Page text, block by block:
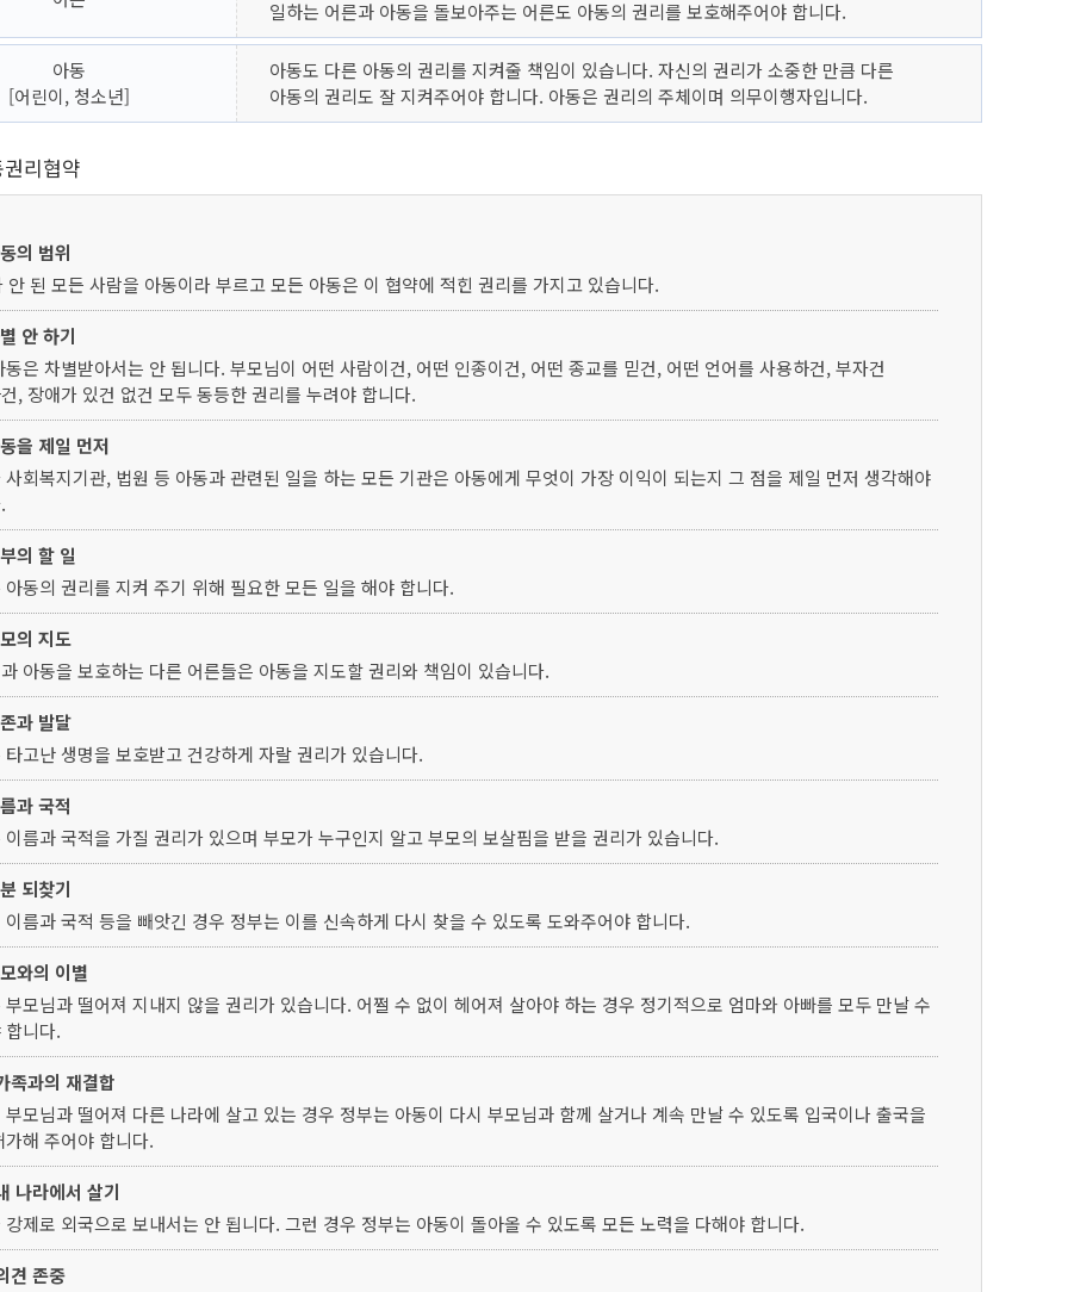
일하는 어른과 아동을 돌보아주는 어른도 아동의 권리를 보호해주어야 합니다.
아동
[어린이, 청소년]
아동도 다른 아동의 권리를 지켜줄 책임이 있습니다. 자신의 권리가 소중한 만큼 다른
아동의 권리도 잘 지켜주어야 합니다. 아동은 권리의 주체이며 의무이행자입니다.
리협약
의 범위
안 된 모든 사람을 아동이라 부르고 모든 아동은 이 협약에 적힌 권리를 가지고 있습니다.
안 하기
동은 차별받아서는 안 됩니다. 부모님이 어떤 사람이건, 어떤 인종이건, 어떤 종교를 믿건, 어떤 언어를 사용하건, 부자건
, 장애가 있건 없건 모두 동등한 권리를 누려야 합니다.
을 제일 먼저
사회복지기관, 법원 등 아동과 관련된 일을 하는 모든 기관은 아동에게 무엇이 가장 이익이 되는지 그 점을 제일 먼저 생각해야
의 할 일
아동의 권리를 지켜 주기 위해 필요한 모든 일을 해야 합니다.
의 지도
아동을 보호하는 다른 어른들은 아동을 지도할 권리와 책임이 있습니다.
과 발달
타고난 생명을 보호받고 건강하게 자랄 권리가 있습니다.
과 국적
이름과 국적을 가질 권리가 있으며 부모가 누구인지 알고 부모의 보살핌을 받을 권리가 있습니다.
되찾기
이름과 국적 등을 빼앗긴 경우 정부는 이를 신속하게 다시 찾을 수 있도록 도와주어야 합니다.
와의 이별
부모님과 떨어져 지내지 않을 권리가 있습니다. 어쩔 수 없이 헤어져 살아야 하는 경우 정기적으로 엄마와 아빠를 모두 만날 수
합니다.
족과의 재결합
부모님과 떨어져 다른 나라에 살고 있는 경우 정부는 아동이 다시 부모님과 함께 살거나 계속 만날 수 있도록 입국이나 출국을
가해 주어야 합니다.
나라에서 살기
강제로 외국으로 보내서는 안 됩니다. 그런 경우 정부는 아동이 돌아올 수 있도록 모든 노력을 다해야 합니다.
견 존중